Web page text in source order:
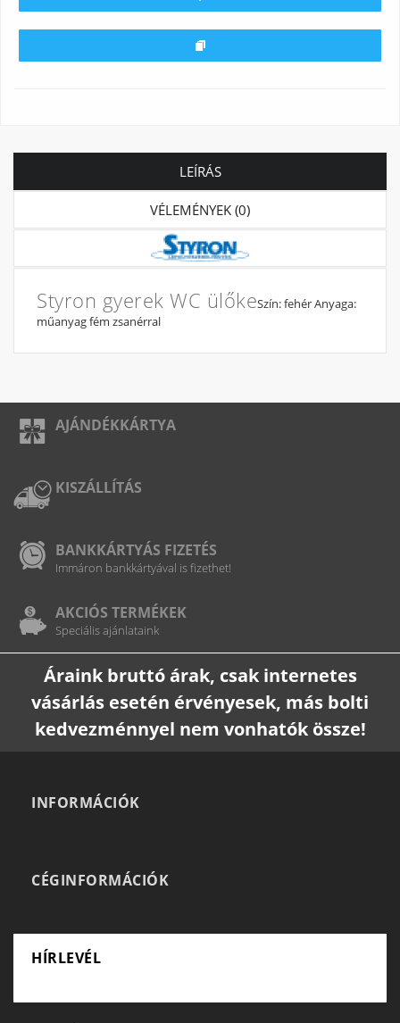
LEÍRÁS
VÉLEMÉNYEK (0)
Styron gyerek WC ülőkeSzín: fehér Anyaga:
műanyag fém zsanérral
AJÁNDÉKKÁRTYA
KISZÁLLÍTÁS
BANKKÁRTYÁS FIZETÉS
Immáron bankkártyával is fizethet!
AKCIÓS TERMÉKEK
Speciális ajánlataink
Áraink bruttó árak, csak internetes
vásárlás esetén érvényesek, más bolti
kedvezménnyel nem vonhatók össze!
INFORMÁCIÓK
CÉGINFORMÁCIÓK
HÍRLEVÉL